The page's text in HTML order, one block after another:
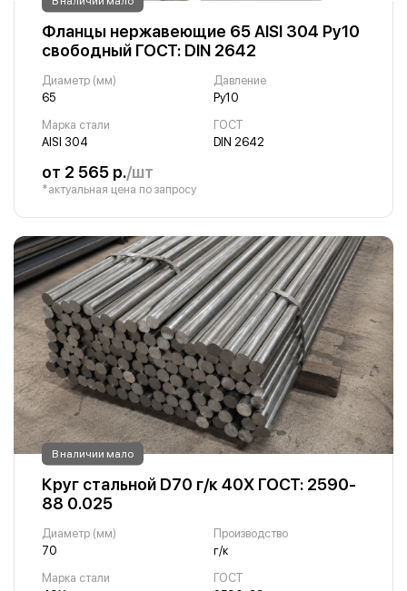
Фланцы нержавеющие 65 AISI 304 Ру10
свободный ГОСТ: DIN 2642
Диаметр (мм)
65
Давление
Ру10
Марка стали
AISI 304
ГОСТ
DIN 2642
от 2 565 р./шт
*актуальная цена по запросу
В наличии мало
Круг стальной D70 г/к 40Х ГОСТ: 2590-
88 0.025
Диаметр (мм)
70
Производство
г/к
Марка стали
ГОСТ